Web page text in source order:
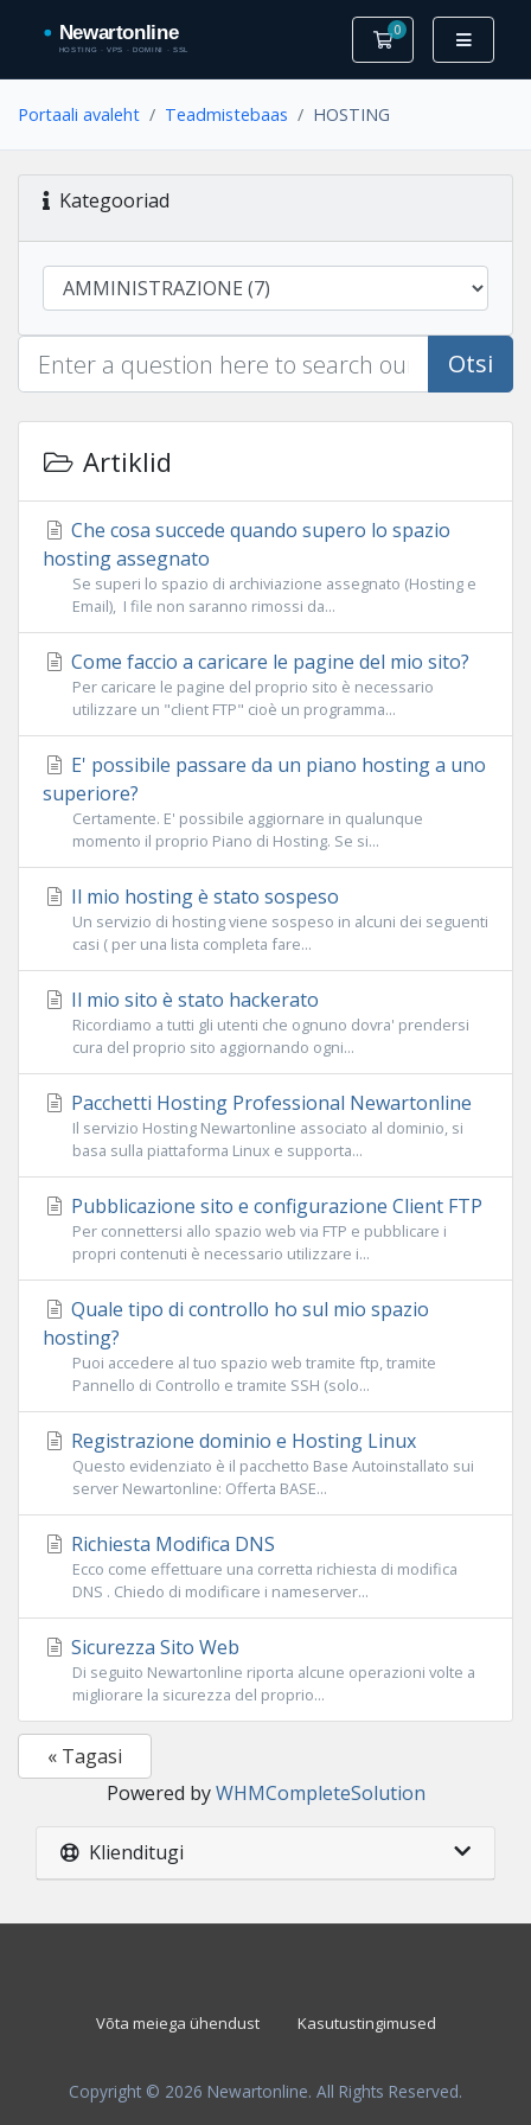
0
Ostukorv
Portaali avaleht Teadmistebaas HOSTING
Kategooriad
Otsi
Artiklid
Che cosa succede quando supero lo spazio
hosting assegnato
Se superi lo spazio di archiviazione assegnato (Hosting e
Email), I file non saranno rimossi da...
Come faccio a caricare le pagine del mio sito?
Per caricare le pagine del proprio sito è necessario
utilizzare un "client FTP" cioè un programma...
E' possibile passare da un piano hosting a uno
superiore?
Certamente. E' possibile aggiornare in qualunque
momento il proprio Piano di Hosting. Se si...
Il mio hosting è stato sospeso
Un servizio di hosting viene sospeso in alcuni dei seguenti
casi ( per una lista completa fare...
Il mio sito è stato hackerato
Ricordiamo a tutti gli utenti che ognuno dovra' prendersi
cura del proprio sito aggiornando ogni...
Pacchetti Hosting Professional Newartonline
Il servizio Hosting Newartonline associato al dominio, si
basa sulla piattaforma Linux e supporta...
Pubblicazione sito e configurazione Client FTP
Per connettersi allo spazio web via FTP e pubblicare i
propri contenuti è necessario utilizzare i...
Quale tipo di controllo ho sul mio spazio
hosting?
Puoi accedere al tuo spazio web tramite ftp, tramite
Pannello di Controllo e tramite SSH (solo...
Registrazione dominio e Hosting Linux
Questo evidenziato è il pacchetto Base Autoinstallato sui
server Newartonline: Offerta BASE...
Richiesta Modifica DNS
Ecco come effettuare una corretta richiesta di modifica
DNS . Chiedo di modificare i nameserver...
Sicurezza Sito Web
Di seguito Newartonline riporta alcune operazioni volte a
migliorare la sicurezza del proprio...
« Tagasi
Powered byWHMCompleteSolution
Klienditugi
Võta meiega ühendust Kasutustingimused
Copyright © 2026 Newartonline. All Rights Reserved.